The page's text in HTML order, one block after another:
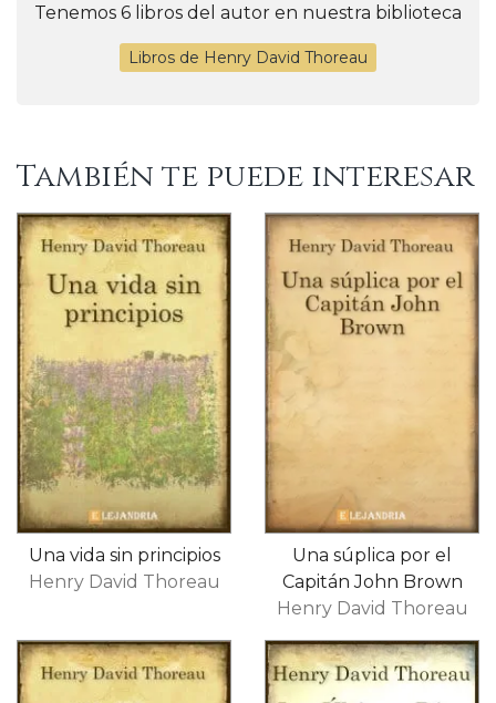
Tenemos 6 libros del autor en nuestra biblioteca
Libros de Henry David Thoreau
También te puede interesar
Una vida sin principios
Henry David Thoreau
Una súplica por el
Capitán John Brown
Henry David Thoreau